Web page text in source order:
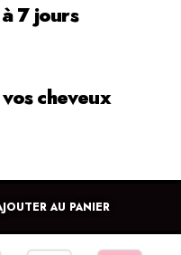
7 jours
cheveux
AU PANIER